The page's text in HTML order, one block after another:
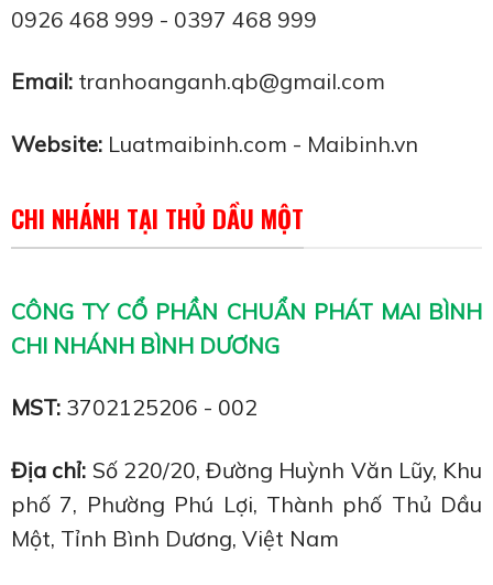
0926 468 999 - 0397 468 999
Email: tranhoanganh.qb@gmail.com
Website: Luatmaibinh.com - Maibinh.vn
CHI NHÁNH TẠI THỦ DẦU MỘT
CÔNG TY CỔ PHẦN CHUẨN PHÁT MAI BÌNH
CHI NHÁNH BÌNH DƯƠNG
MST: 3702125206 - 002
Địa chỉ: Số 220/20, Đường Huỳnh Văn Lũy, Khu
phố 7, Phường Phú Lợi, Thành phố Thủ Dầu
Một, Tỉnh Bình Dương, Việt Nam